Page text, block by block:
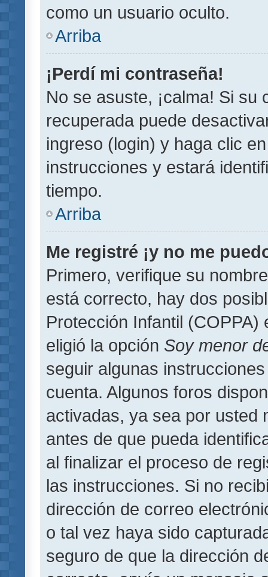
como un usuario oculto.
Arriba
¡Perdí mi contraseña!
No se asuste, ¡calma! Si su
recuperada puede
ingreso (login) y haga clic
instrucciones y estará
tiempo.
Arriba
Me registré ¡y no me
Primero, verifique su
está correcto, hay dos
Protección Infantil
eligió la opción Soy menor
seguir algunas
cuenta. Algunos foros
activadas, ya sea por usted
antes de que pueda
al finalizar el proceso de
las instrucciones. Si no
dirección de correo
o tal vez haya sido
seguro de que la dirección